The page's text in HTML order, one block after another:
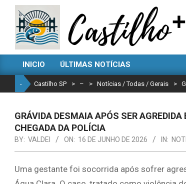
content
CASTILHO
SP
Primary
Navigation
Menu
INICIO ÚLTIMAS NOTÍCIAS
- Castilho SP > – > Notícias / Todas / Gerais >
GRÁVIDA DESMAIA APÓS SER
CHEGADA DA POLÍCIA
BY: VALDEI ON: 16 DE JUNHO DE 2026 IN:
Uma gestante foi socorrida após sofrer